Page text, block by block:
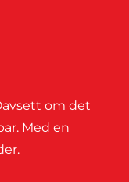
om det
Med en